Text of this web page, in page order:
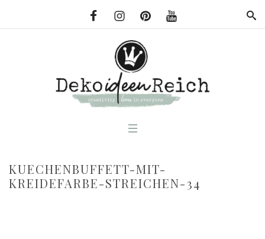
KUECHENBUFFETT-MIT-
KREIDEFARBE-STREICHEN-34